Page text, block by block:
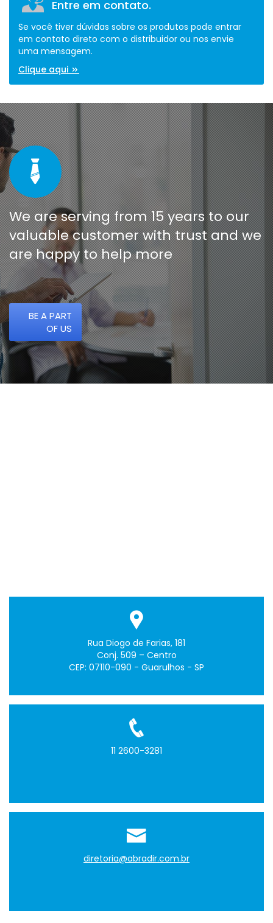
Entre em contato.
Se você tiver dúvidas sobre os produtos pode entrar
em contato direto com o distribuidor ou nos envie
uma mensagem.
Clique aqui
We are serving from 15 years to our
valuable customer with trust and we
are happy to help more
BE A PART
OF US
Rua Diogo de Farias, 181
Conj. 509 – Centro
CEP: 07110-090 - Guarulhos - SP
11 2600-3281
diretoria@abradir.com.br